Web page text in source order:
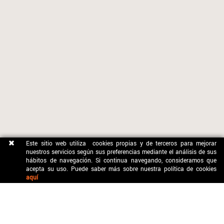
Este sitio web utiliza cookies propias y de terceros para mejorar
nuestros servicios según sus preferencias mediante el análisis de sus
hábitos de navegación. Si continua navegando, consideramos que
acepta su uso. Puede saber más sobre nuestra política de cookies
aquí